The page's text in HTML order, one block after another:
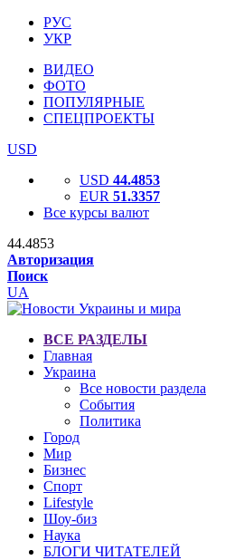
РУС
УКР
ВИДЕО
ФОТО
ПОПУЛЯРНЫЕ
СПЕЦПРОЕКТЫ
USD
USD 44.4853
EUR 51.3357
Все курсы валют
44.4853
Авторизация
Поиск
UA
ВСЕ РАЗДЕЛЫ
Главная
Украина
Все новости раздела
События
Политика
Город
Мир
Бизнес
Спорт
Lifestyle
Шоу-биз
Наука
БЛОГИ ЧИТАТЕЛЕЙ